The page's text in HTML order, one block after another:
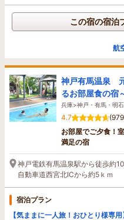
この宿の宿泊
航
神戸有馬温泉
るお部屋食の宿
兵庫>神戸・有馬・明石
4.7
お部屋でご夕食！
満足の宿
神戸電鉄有馬温泉駅から徒歩約
自動車道西宮北ICから約5ｋｍ
宿泊プラン
【気ままに一人旅！おひとり様専